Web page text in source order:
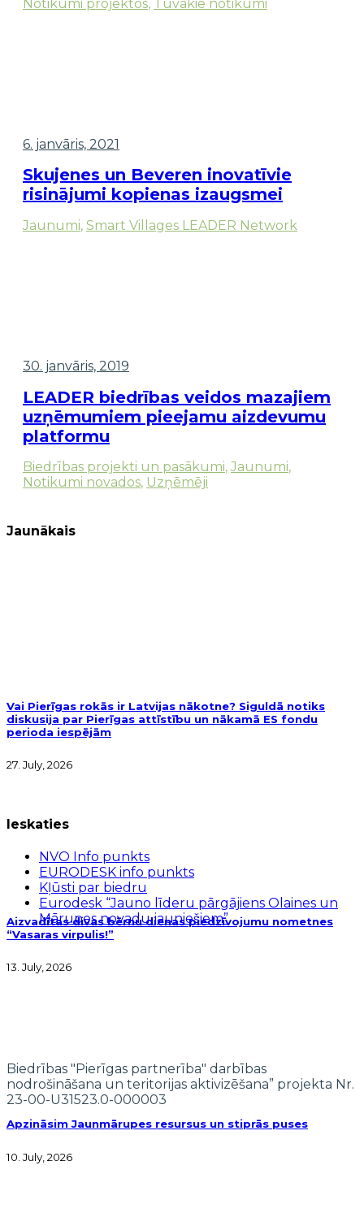
Notikumi projektos, Tuvākie notikumi
6. janvāris, 2021
Skujenes un Beveren inovatīvie
risinājumi kopienas izaugsmei
Jaunumi, Smart Villages LEADER Network
30. janvāris, 2019
LEADER biedrības veidos mazajiem
uzņēmumiem pieejamu aizdevumu
platformu
Biedrības projekti un pasākumi, Jaunumi,
Notikumi novados, Uzņēmēji
Jaunākais
Vai Pierīgas rokās ir Latvijas nākotne? Siguldā notiks
diskusija par Pierīgas attīstību un nākamā ES fondu
perioda iespējām
27. July, 2026
Aizvadītas divas bērnu dienas piedzīvojumu nometnes
“Vasaras virpulis!”
13. July, 2026
Apzināsim Jaunmārupes resursus un stiprās puses
10. July, 2026
Ieskaties
NVO Info punkts
EURODESK info punkts
Kļūsti par biedru
Eurodesk “Jauno līderu pārgājiens Olaines un
Mārupes novadu jauniešiem”
Biedrības "Pierīgas partnerība" darbības
nodrošināšana un teritorijas aktivizēšana” projekta Nr.
23-00-U31523.0-000003